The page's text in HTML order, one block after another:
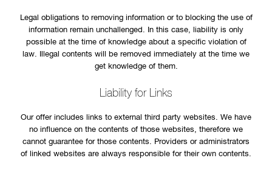
Legal obligations to removing information or to blocking the use of
information remain unchallenged. In this case, liability is only
possible at the time of knowledge about a specific violation of
law. Illegal contents will be removed immediately at the time we
get knowledge of them.
Liability for Links
Our offer includes links to external third party websites. We have
no influence on the contents of those websites, therefore we
cannot guarantee for those contents. Providers or administrators
of linked websites are always responsible for their own contents.